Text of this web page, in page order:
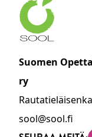
Suomen
ry
sool@sool.fi